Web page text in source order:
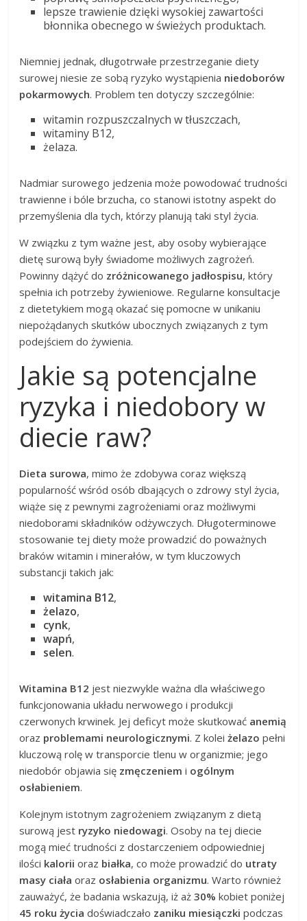
lepsze trawienie dzięki wysokiej zawartości
błonnika obecnego w świeżych produktach.
Niemniej jednak, długotrwałe przestrzeganie diety
surowej niesie ze sobą ryzyko wystąpienia niedoborów
pokarmowych. Problem ten dotyczy szczególnie:
witamin rozpuszczalnych w tłuszczach,
witaminy B12,
żelaza.
Nadmiar surowego jedzenia może powodować trudności
trawienne i bóle brzucha, co stanowi istotny aspekt do
przemyślenia dla tych, którzy planują taki styl życia.
W związku z tym ważne jest, aby osoby wybierające
dietę surową były świadome możliwych zagrożeń.
Powinny dążyć do zróżnicowanego jadłospisu, który
spełnia ich potrzeby żywieniowe. Regularne konsultacje
z dietetykiem mogą okazać się pomocne w unikaniu
niepożądanych skutków ubocznych związanych z tym
podejściem do żywienia.
Jakie są potencjalne
ryzyka i niedobory w
diecie raw?
Dieta surowa, mimo że zdobywa coraz większą
popularność wśród osób dbających o zdrowy styl życia,
wiąże się z pewnymi zagrożeniami oraz możliwymi
niedoborami składników odżywczych. Długoterminowe
stosowanie tej diety może prowadzić do poważnych
braków witamin i minerałów, w tym kluczowych
substancji takich jak:
witamina B12,
żelazo,
cynk,
wapń,
selen.
Witamina B12 jest niezwykle ważna dla właściwego
funkcjonowania układu nerwowego i produkcji
czerwonych krwinek. Jej deficyt może skutkować anemią
oraz problemami neurologicznymi. Z koleiżelazo pełni
kluczową rolę w transporcie tlenu w organizmie; jego
niedobór objawia się zmęczeniem i ogólnym
osłabieniem.
Kolejnym istotnym zagrożeniem związanym z dietą
surową jest ryzyko niedowagi. Osoby na tej diecie
mogą mieć trudności z dostarczeniem odpowiedniej
ilości kalorii oraz białka, co może prowadzić do utraty
masy ciała oraz osłabienia organizmu. Warto również
zauważyć, że badania wskazują, iż aż30% kobiet poniżej
45 roku życia doświadczało zaniku miesiączki podczas